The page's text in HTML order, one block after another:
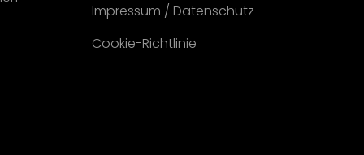
Impressum / Datenschutz
Cookie-Richtlinie